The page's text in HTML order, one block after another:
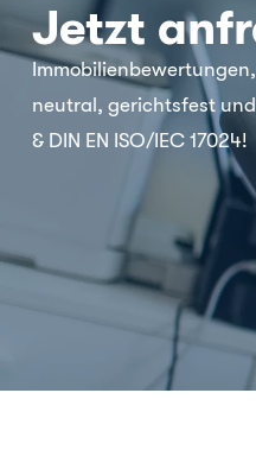
Jetzt
neutral, gerichtsfest und
& DIN EN ISO/IEC 17024!